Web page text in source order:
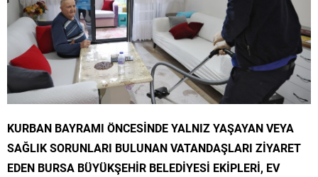
KURBAN BAYRAMI ÖNCESİNDE YALNIZ YAŞAYAN VEYA
SAĞLIK SORUNLARI BULUNAN VATANDAŞLARI ZİYARET
EDEN BURSA BÜYÜKŞEHİR BELEDİYESİ EKİPLERİ, EV